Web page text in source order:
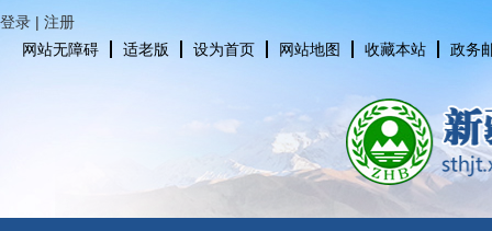
登录 | 注册
网站无障碍
适老版 设为首页 网站地图 收藏本站 政务